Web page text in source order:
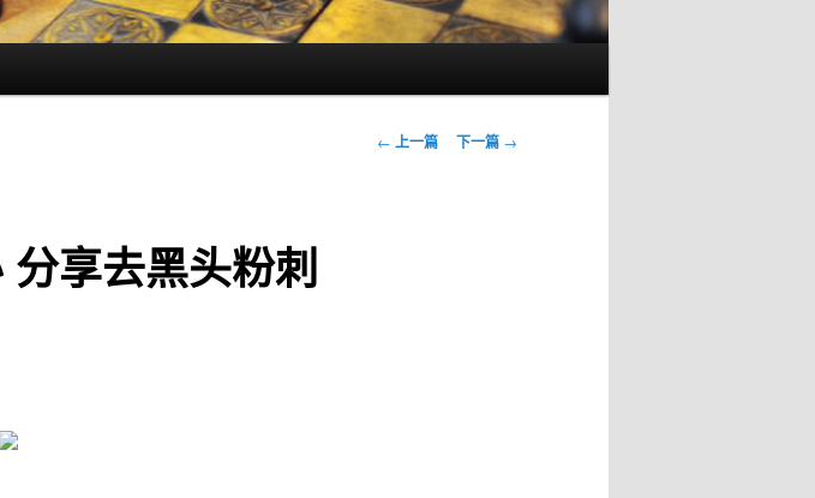
文
← 上一篇 下一篇 →
享去黑头粉刺